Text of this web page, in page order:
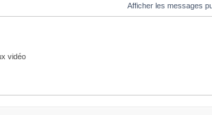
Afficher les messages
vidéo